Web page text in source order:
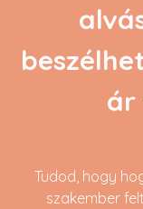
ár
Tudod, hogy
szakember